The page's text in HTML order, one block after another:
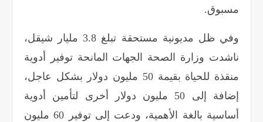
مسبوق.
وفي ظل مديونية مستحقة تبلغ 3.8 مليار شيقل،
ناشدت وزارة الصحة الجهات المانحة توفير أدوية
منقذة للحياة بقيمة 50 مليون دولار بشكل عاجل،
إضافة إلى 50 مليون دولار أخرى لتأمين أدوية
أساسية بالغة الأهمية، ودعت إلى توفير 60 مليون